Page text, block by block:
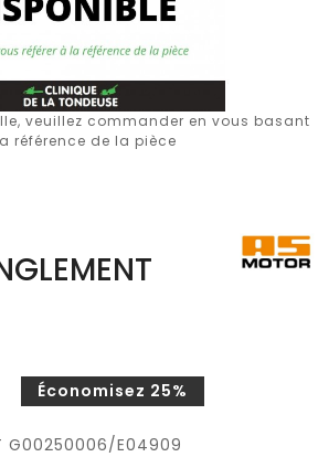
veuillez commander en vous basant
référence de la pièce
Économisez 25%
G00250006/E04909